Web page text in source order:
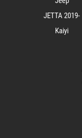
JETTA 2019-
Kaiyi